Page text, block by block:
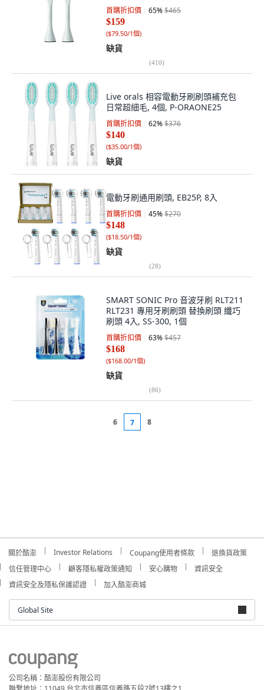
首購折扣價 65%$465
$159
($79.50/1個)
缺貨
(410)
Live orals 相容電動牙刷刷頭補充包
日常超細毛, 4個, P-ORAONE25
首購折扣價 62%$376
$140
($35.00/1個)
缺貨
電動牙刷通用刷頭, EB25P, 8入
首購折扣價 45%$270
$148
($18.50/1個)
缺貨
(28)
SMART SONIC Pro 音波牙刷 RLT211
RLT231 專用牙刷刷頭 替換刷頭 纖巧
刷頭 4入, SS-300, 1個
首購折扣價 63%$457
$168
($168.00/1個)
缺貨
(86)
6 7 8
關於酷澎 Investor Relations Coupang使用者條款
退換貨政策
信任管理中心
顧客隱私權政策通知 安心購物
資訊安全
資訊安全及隱私保護認證
加入酷澎商城
Global Site
公司名稱：酷澎股份有限公司